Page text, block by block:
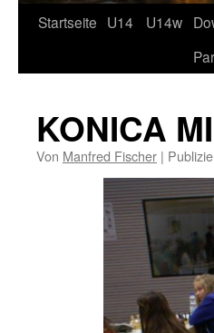
Zum
Startseite U14 U14w
KONICA
Von Manfred Fischer |